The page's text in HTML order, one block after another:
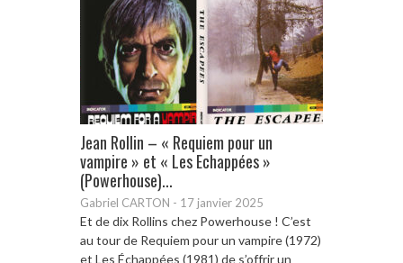
Jean Rollin – « Requiem pour un
vampire » et « Les Echappées »
(Powerhouse)...
Gabriel CARTON - 17 janvier 2025
Et de dix Rollins chez Powerhouse ! C’est
au tour de Requiem pour un vampire (1972)
et Les Échappées (1981) de s’offrir un